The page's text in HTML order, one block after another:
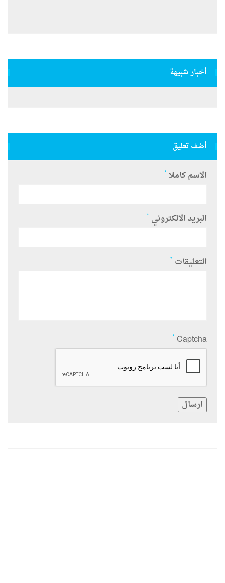
أخبار شبيهة
أضف تعليق
الاسم كاملا *
البريد الالكتروني *
التعليقات *
Captcha
*
ارسال